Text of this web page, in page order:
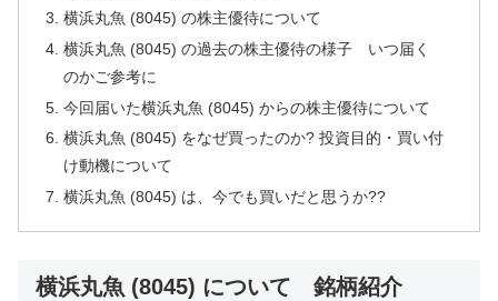
横浜丸魚 (8045) の株主優待について
横浜丸魚 (8045) の過去の株主優待の様子 いつ届く
のかご参考に
今回届いた横浜丸魚 (8045) からの株主優待について
横浜丸魚 (8045) をなぜ買ったのか? 投資目的・買い付
け動機について
横浜丸魚 (8045) は、今でも買いだと思うか??
横浜丸魚 (8045) について 銘柄紹介